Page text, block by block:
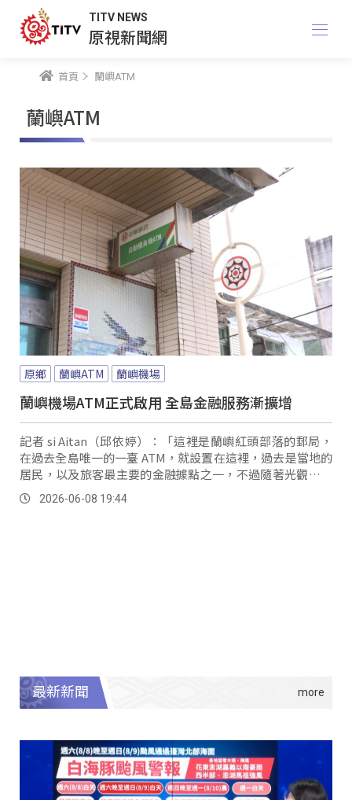
TITV NEWS
原視新聞網
首頁 蘭嶼ATM
蘭嶼ATM
原鄉 蘭嶼ATM 蘭嶼機場
蘭嶼機場ATM正式啟用 全島金融服務漸擴增
記者 si Aitan（邱依婷）：「這裡是蘭嶼紅頭部落的郵局，
在過去全島唯一的一臺 ATM，就設置在這裡，過去是當地的
居民，以及旅客最主要的金融據點之一，不過隨著光觀與生
活需求增加，島上的金融服務也逐步擴點，陸續在農會以及
東清便利超商，增設...。
2026-06-08 19:44
最新新聞